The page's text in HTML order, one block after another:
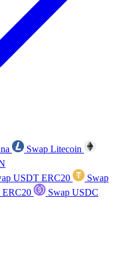
Swap Litecoin
USDT ERC20
Swap
ERC20
Swap USDC